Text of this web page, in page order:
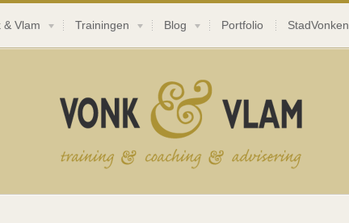
& Vlam Trainingen Blog Portfolio StadVonken